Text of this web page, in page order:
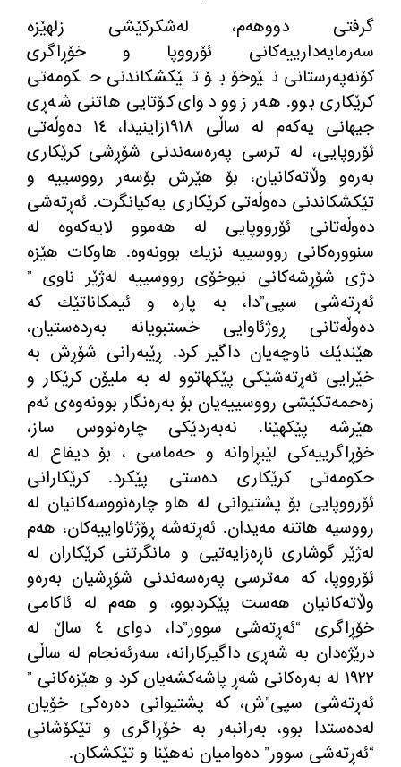
گرفتی دووهەم، لەشكركێشی زلهێزە
سەرمایەدارییەكانی ئۆرووپا و خۆڕاگری
كۆنەپەرستانی نێوخۆ بۆ تێكشكاندنی حكومەتی
كرێكاری بوو. هەر زوو دوای كۆتایی هاتنی شەڕی
جیهانی یەكەم لە ساڵی ١٩١٨زاینیدا، ١٤ دەوڵەتی
ئۆروپایی، لە ترسی پەرەسەندنی شۆڕشی كرێكاری
بەرەو وڵاتەكانیان، بۆ هێرش بۆسەر رووسییە و
تێكشكاندنی دەوڵەتی كرێكاری یەكیانگرت. ئەڕتەشی
دەوڵەتانی ئۆرووپایی لە هەموو لایەكەوە لە
سنوورەكانی رووسییە نزیك بوونەوە. هاوكات هێزە
دژی شۆڕشەكانی نیوخۆی رووسییە لەژێر ناوی ”
ئەڕتەشی سپی”دا، بە پارە و ئیمكاناتێك كە
دەوڵەتانی ڕوژئاوایی خستبویانە بەردەستیان،
هێندێك ناوچەیان داگیر كرد. ڕێبەرانی شۆڕش بە
خێرایی ئەڕتەشێكی پێكهاتوو لە بە ملیۆن كرێكار و
زەحمەتكێشی رووسییەیان بۆ بەرەنگار بوونەوەی ئەم
هێرشە پێكهێنا. نەبەردێكی چارەنووس ساز،
خۆڕاگرییەكی لێبڕاوانە و حەماسی ، بۆ دیفاع لە
حكومەتی كرێكاری دەستی پێكرد. كرێكارانی
ئۆرووپایی بۆ پشتیوانی لە هاو چارەنووسەكانیان لە
رووسیە هاتنە مەیدان. ئەڕتەشە ڕۆژئاواییەكان، هەم
لەژێر گوشاری ناڕەزایەتیی و مانگرتنی كرێكاران لە
ئۆرووپا، كە مەترسی پەرەسەندنی شۆڕشیان بەرەو
وڵاتەكانیان هەست پێكردبوو، و هەم لە ئاكامی
خۆڕاگری “ئەڕتەشی سوور”دا، دوای ٤ ساڵ لە
درێژەدان بە شەڕی داگیركارانە، سەرئەنجام لە ساڵی
١٩٢٢ لە بەرەكانی شەڕ پاشەكشەیان كرد و هێزەكانی ”
ئەڕتەشی سپی”ش، كە پشتیوانی دەرەكی خۆیان
لەدەستدا بوو، بەرانبەر بە خۆڕاگری و تێكۆشانی
“ئەڕتەشی سوور” دەوامیان نەهێنا و تێكشكان.